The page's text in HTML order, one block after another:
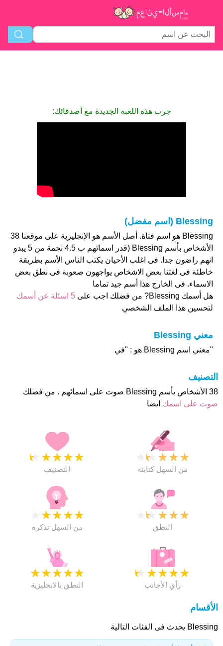
جرب هذه اللعبة الجديدة مع أصدقائك:
Blessing (اسم مفضل)
Blessing هو اسم فتاة. أصل الأسم هو الإنجليزية على موقعنا 38
الأشخاص بأسم Blessing (قدر اسمائهم ب 4.5 نجمة من 5 يبدو
انهم راضون جدا. فى اغلب الأحيان يكتب الناس الأسم بطريقة
خاطئة فى لغتنا بعض الاشخاص يواجهون صعوبة فى نطق بعض
الاسماء. فى الخارج هذا أسم جيد تماما
هل أسمك Blessing? من فضلك اجب على
5 اسئلة عن أسمك
لتحسين هذا الملف الشخصي
معني Blessing
"معني اسم Blessing هو : "في
التصنيف
38 الأشخاص بأسم Blessing صوت على اسمائهم . من فضلك
صوت على اسمك ايضا
★
★
★
★
★
التصنيف
★
★
★
★
من السهل كتابته
★
★
★
★
من السهل تذكره
★
★
★
★
النطق
★
★
★
★
★
النطق بالانجليزية
★
★
★
★
★
رأي الأجانب
الأقسام
Blessing يحدث فى الفئات التالية